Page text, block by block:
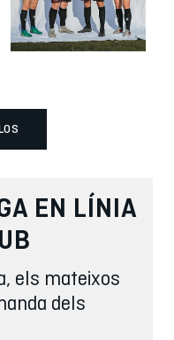
EN LÍNIA
els mateixos
dels